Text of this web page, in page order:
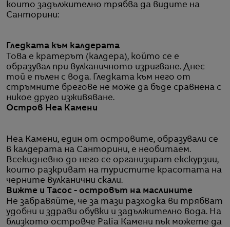
които задължително трябва да видите на
Санторини:
Гледката към калдерата
Това е кратерът (калдера), който се е
образувал при вулканичното изригване. Днес
той е пълен с вода. Гледката към него от
стръмните брегове не може да бъде сравнена с
никое друго изживяване.
Остров Неа Камени
Неа Камени, един от островите, образували се
в калдерата на Санторини, е необитаем.
Всекидневно до него се организират екскурзии,
които разкриват на туристите красотата на
черните вулканични скали.
Вижте и Тасос - островът на маслините
Не забравяйте, че за тази разходка ви трябват
удобни и здрави обувки и задължително вода. На
близкото островче Palia Камени пък можете да